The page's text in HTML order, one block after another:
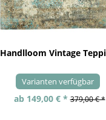
Handlloom Vintage
Varianten verfügbar
ab 149,00 € * 379,00 € *